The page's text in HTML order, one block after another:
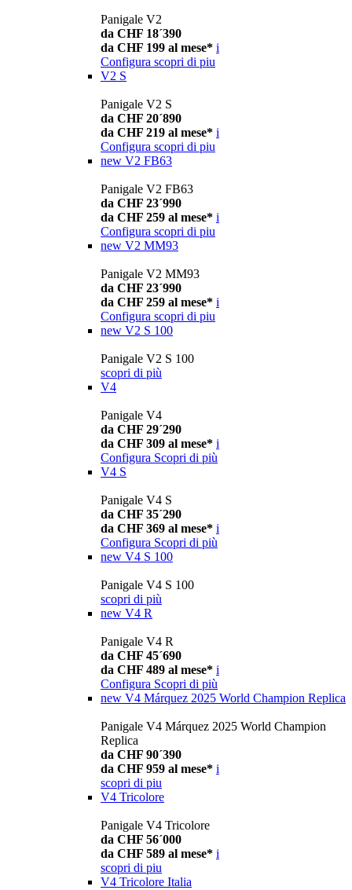
Panigale V2
da CHF 18´390
da CHF 199 al mese* i
Configura scopri di piu
V2 S
Panigale V2 S
da CHF 20´890
da CHF 219 al mese* i
Configura scopri di piu
new V2 FB63
Panigale V2 FB63
da CHF 23´990
da CHF 259 al mese* i
Configura scopri di piu
new V2 MM93
Panigale V2 MM93
da CHF 23´990
da CHF 259 al mese* i
Configura scopri di piu
new V2 S 100
Panigale V2 S 100
scopri di più
V4
Panigale V4
da CHF 29´290
da CHF 309 al mese* i
Configura Scopri di più
V4 S
Panigale V4 S
da CHF 35´290
da CHF 369 al mese* i
Configura Scopri di più
new V4 S 100
Panigale V4 S 100
scopri di più
new V4 R
Panigale V4 R
da CHF 45´690
da CHF 489 al mese* i
Configura Scopri di più
new V4 Márquez 2025 World Champion Replica
Panigale V4 Márquez 2025 World Champion
Replica
da CHF 90´390
da CHF 959 al mese* i
scopri di piu
V4 Tricolore
Panigale V4 Tricolore
da CHF 56´000
da CHF 589 al mese* i
scopri di piu
V4 Tricolore Italia